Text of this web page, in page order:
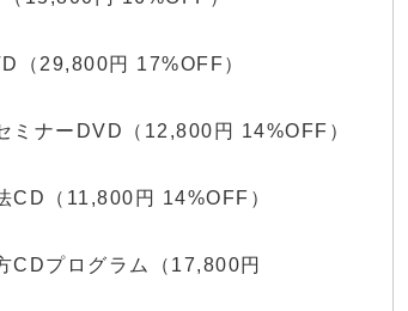
（29,800円 17%OFF）
ミナーDVD（12,800円 14%OFF）
CD（11,800円 14%OFF）
CDプログラム（17,800円